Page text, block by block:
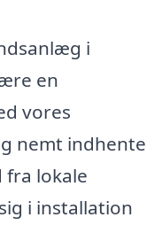
i
en
vores
nemt indhente
lokale
i installation